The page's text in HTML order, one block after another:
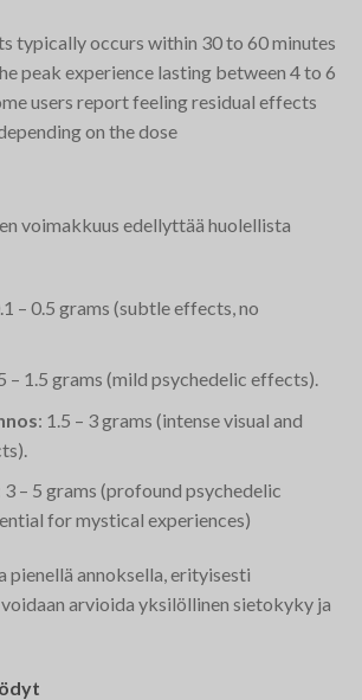
typically occurs within 30 to 60 minutes
peak experience lasting between 4 to 6
users report feeling residual effects
on the dose​
voimakkuus edellyttää huolellista
– 0.5 grams (subtle effects, no
– 1.5 grams (mild psychedelic effects).
: 1.5 – 3 grams (intense visual and
3 – 5 grams (profound psychedelic
for mystical experiences)​
pienellä annoksella, erityisesti
arvioida yksilöllinen sietokyky ja